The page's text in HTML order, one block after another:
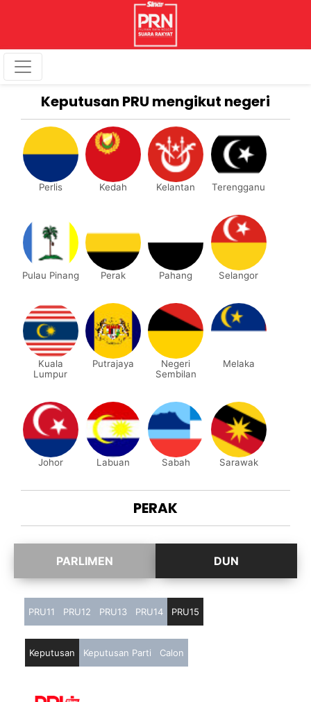
Keputusan PRU mengikut negeri
Perlis Kedah Kelantan Terengganu
Pulau Pinang Perak Pahang Selangor
Kuala
Lumpur
Putrajaya
Negeri
Sembilan
Melaka
Johor Labuan Sabah Sarawak
PERAK
PRU11 PRU12 PRU13 PRU14 PRU15
Keputusan Keputusan Parti Calon